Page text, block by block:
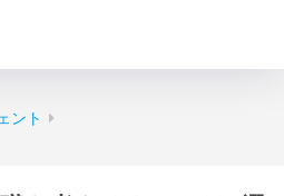
ント